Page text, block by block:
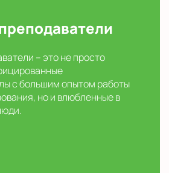
– это не просто
с большим опытом работы
но и влюбленные в